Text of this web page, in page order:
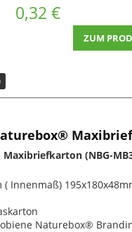
0,32 €
ZUM
Maxibriefkarton (NBG-
Naturebox®